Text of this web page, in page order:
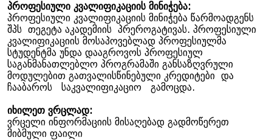
პროფესიული კვალიფიკაციის მინიჭება:
პროფესიული კვალიფიკაციის მინიჭება წარმოადგენს
შპს თეგეტა აკადემიის პრეროგატივას. პროფესიული
კვალიფიკაციის მოსაპოვებლად პროფესიულმა
სტუდენტმა უნდა დააგროვოს პროფესიულ
საგანმანათლებლო პროგრამაში განსაზღვრული
მოდულებით გათვალისწინებული კრედიტები და
ჩააბაროს საკვალიფიკაციო გამოცდა.
იხილეთ ვრცლად:
ვრცელი ინფორმაციის მისაღებად გადმოწერეთ
მიბმული ფაილი